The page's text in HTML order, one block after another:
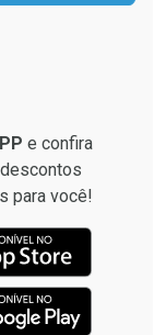
sem Desconto
e confira
para você!